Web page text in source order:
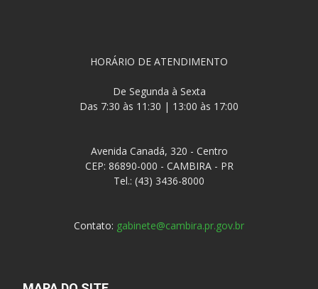
HORÁRIO DE ATENDIMENTO
De Segunda à Sexta
Das 7:30 às 11:30 | 13:00 às 17:00
Avenida Canadá, 320 - Centro
CEP: 86890-000 - CAMBIRA - PR
Tel.: (43) 3436-8000
Contato: gabinete@cambira.pr.gov.br